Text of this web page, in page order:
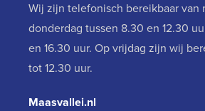
Wij zijn telefonisch bereikbaar van
donderdag tussen 8.30 en 12.30
en 16.30 uur. Op vrijdag zijn wij
tot 12.30 uur.
Maasvallei.nl